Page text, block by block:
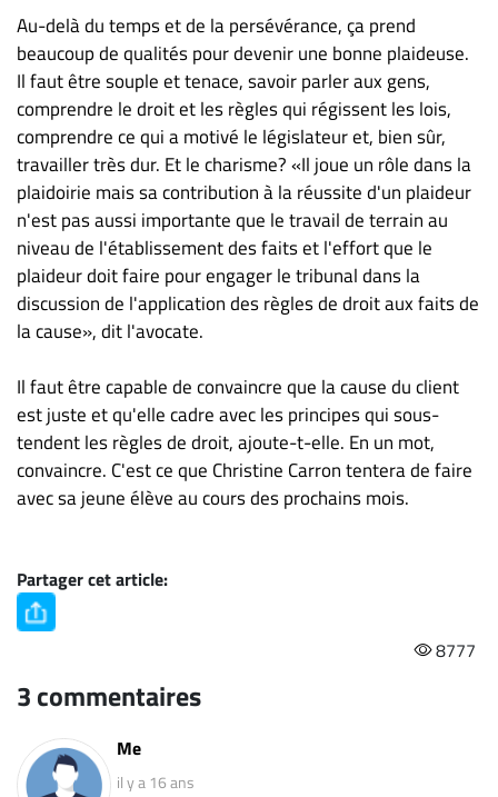
Au-delà du temps et de la persévérance, ça prend
beaucoup de qualités pour devenir une bonne plaideuse.
Il faut être souple et tenace, savoir parler aux gens,
comprendre le droit et les règles qui régissent les lois,
comprendre ce qui a motivé le législateur et, bien sûr,
travailler très dur. Et le charisme? «Il joue un rôle dans la
plaidoirie mais sa contribution à la réussite d'un plaideur
n'est pas aussi importante que le travail de terrain au
niveau de l'établissement des faits et l'effort que le
plaideur doit faire pour engager le tribunal dans la
discussion de l'application des règles de droit aux faits de
la cause», dit l'avocate.
Il faut être capable de convaincre que la cause du client
est juste et qu'elle cadre avec les principes qui sous-
tendent les règles de droit, ajoute-t-elle. En un mot,
convaincre. C'est ce que Christine Carron tentera de faire
avec sa jeune élève au cours des prochains mois.
Partager cet article:
8777
3 commentaires
Me
il y a 16 ans